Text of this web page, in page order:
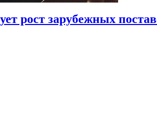
рост зарубежных